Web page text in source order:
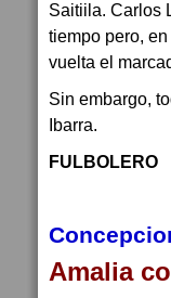
Saitiila. Carlos
tiempo pero,
vuelta el
Sin embargo,
Ibarra.
FULBOLERO
Amalia